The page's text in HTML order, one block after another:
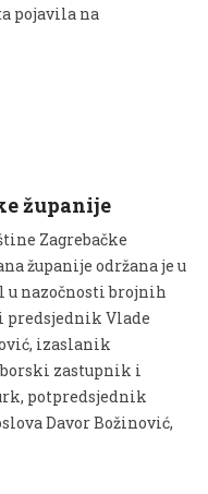
pojavila na
županije
Zagrebačke
županije održana je u
nazočnosti brojnih
predsjednik Vlade
izaslanik
zastupnik i
potpredsjednik
Davor Božinović,